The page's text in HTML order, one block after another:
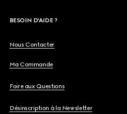
BESOIN D'AIDE ?
Nous Contacter
Ma Commande
Foire aux Questions
Désinscription à la Newsletter